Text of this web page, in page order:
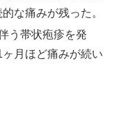
な痛みが残った。
う帯状疱疹を発
月ほど痛みが続い